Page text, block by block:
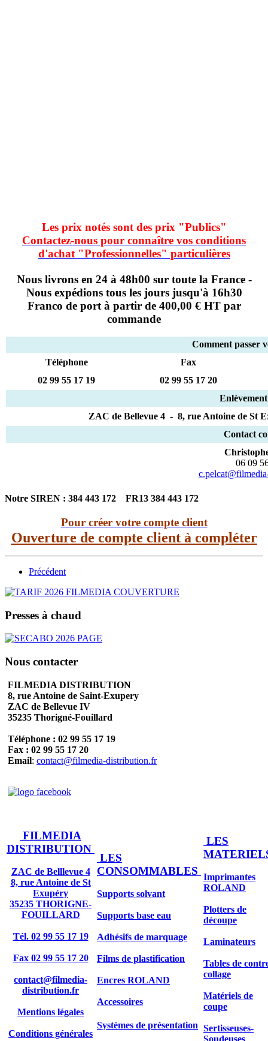
Les prix notés sont des prix "Publics"
Contactez-nous pour connaître vos conditions
d'achat "Professionnelles" particulières
Nous livrons en 24 à 48h00 sur toute la France -
Nous expédions tous les jours jusqu'à 16h30
Franco de port à partir de 400,00 € HT par
commande
Comment passer
Téléphone
Fax
02 99 55 17 19
02 99 55 17 20
ZAC de Bellevue 4 - 8, rue Antoine de
Contact
06 09
Notre SIREN : 384 443 172 FR13 384 443 172
Pour créer votre compte client
Ouverture de compte client à compléter
Précédent
Presses à chaud
Nous contacter
FILMEDIA DISTRIBUTION
8, rue Antoine de Saint-Exupery
ZAC de Bellevue IV
35235 Thorigné-Fouillard
Téléphone : 02 99 55 17 19
Fax : 02 99 55 17 20
Email: contact@filmedia-distribution.fr
FILMEDIA
DISTRIBUTION
ZAC de Belllevue 4
8, rue Antoine de St
Exupéry
35235 THORIGNE-
FOUILLARD
Tél. 02 99 55 17 19
Fax 02 99 55 17 20
contact@filmedia-
distribution.fr
Mentions légales
Conditions générales
LES
CONSOMMABLES
Supports solvant
Supports base eau
Adhésifs de marquage
Films de plastification
Encres ROLAND
Accessoires
Systèmes de présentation
LES
Imprimantes
ROLAND
Plotters de
découpe
Laminateurs
Tables de
collage
Matériels de
coupe
Sertisseuses-
Soudeuses